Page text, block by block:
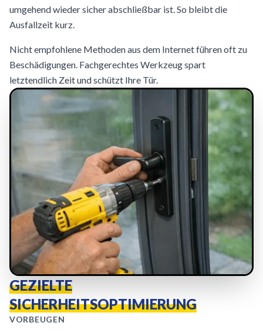
umgehend wieder sicher abschließbar ist. So bleibt die
Ausfallzeit kurz.
Nicht empfohlene Methoden aus dem Internet führen oft zu
Beschädigungen. Fachgerechtes Werkzeug spart
letztendlich Zeit und schützt Ihre Tür.
GEZIELTE
SICHERHEITSOPTIMIERUNG
VORBEUGEN